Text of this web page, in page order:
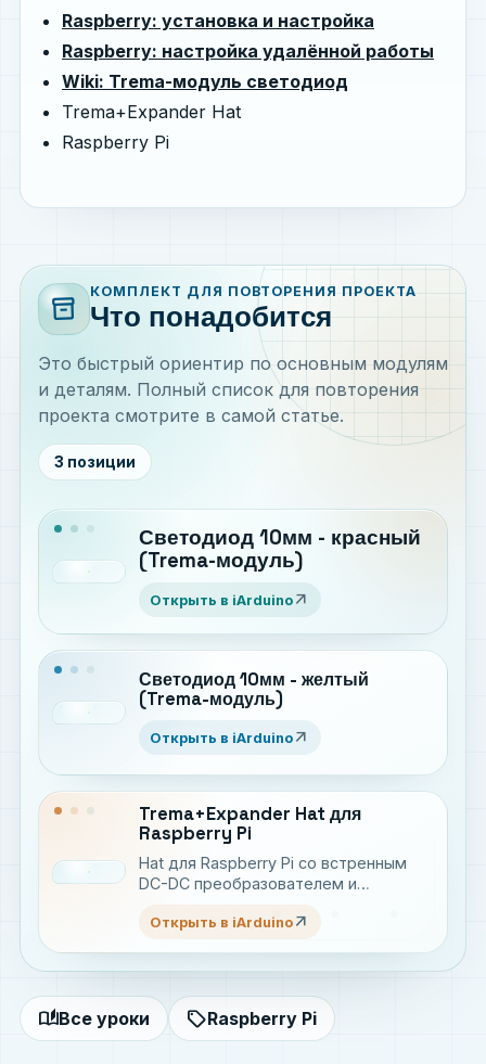
Raspberry: установка и настройка
Raspberry: настройка удалённой работы
Wiki: Trema-модуль светодиод
Trema+Expander Hat
Raspberry Pi
inventory_2
КОМПЛЕКТ ДЛЯ ПОВТОРЕНИЯ ПРОЕКТА
Что понадобится
Это быстрый ориентир по основным модулям
и деталям. Полный список для повторения
проекта смотрите в самой статье.
3 позиции
Светодиод 10мм - красный
(Trema-модуль)
Открыть в iArduino arrow_outward
Светодиод 10мм - желтый
(Trema-модуль)
Открыть в iArduino arrow_outward
Trema+Expander Hat для
Raspberry Pi
Hat для Raspberry Pi со встренным
DC-DC преобразователем и
(PWM) и АЦП (ADC)
Открыть в iArduino arrow_outward
auto_storiesВсе уроки sellRaspberry Pi